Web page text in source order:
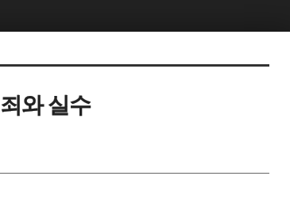
와 실수